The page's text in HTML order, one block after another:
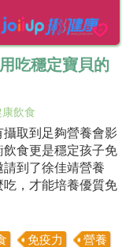
吃穩定寶貝的
康飲食
取到足夠營養會影
食更是穩定孩子免
到了徐佳靖營養
，才能培養優質免
免疫力 營養